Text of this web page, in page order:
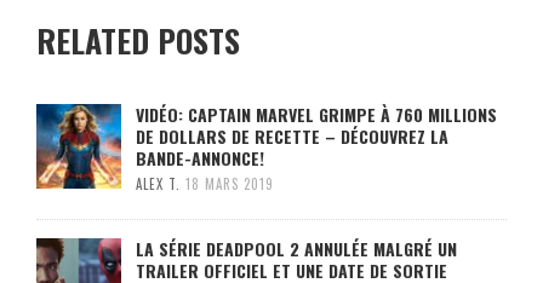
RELATED POSTS
VIDÉO: CAPTAIN MARVEL GRIMPE À 760 MILLIONS
DE DOLLARS DE RECETTE – DÉCOUVREZ LA
BANDE-ANNONCE!
ALEX T. 18 MARS 2019
LA SÉRIE DEADPOOL 2 ANNULÉE MALGRÉ UN
TRAILER OFFICIEL ET UNE DATE DE SORTIE